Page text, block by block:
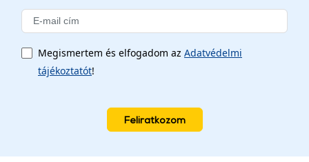
Megismertem és elfogadom az Adatvédelmi
tájékoztatót!
Feliratkozom